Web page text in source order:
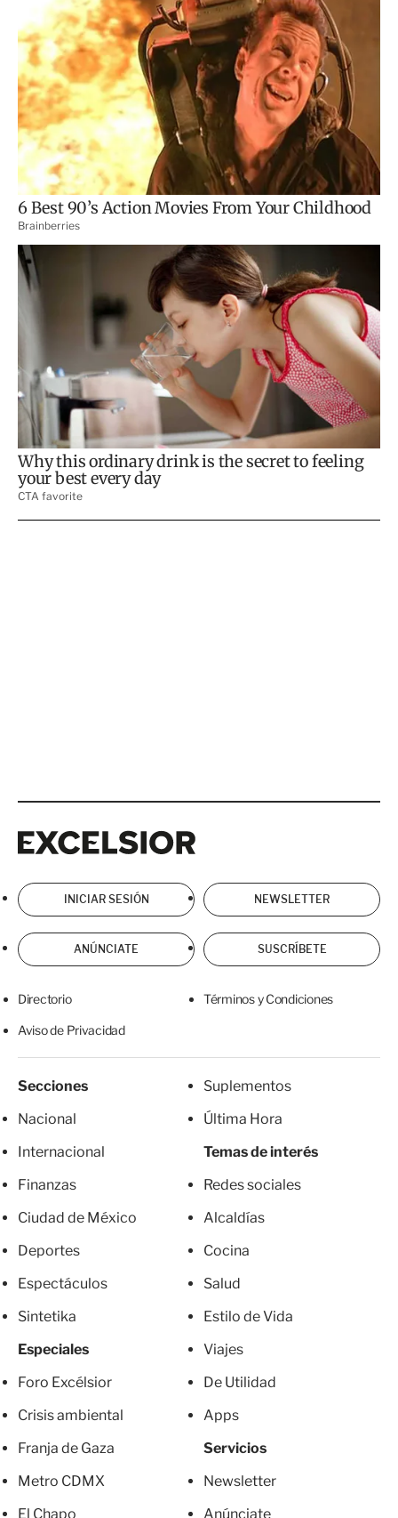
INICIAR SESIÓN NEWSLETTER
ANÚNCIATE SUSCRÍBETE
Directorio Términos y Condiciones
Aviso de Privacidad
Secciones
Nacional
Internacional
Finanzas
Ciudad de México
Deportes
Espectáculos
Sintetika
Especiales
Foro Excélsior
Crisis ambiental
Franja de Gaza
Metro CDMX
El Chapo
Suplementos
Última Hora
Temas de interés
Redes sociales
Alcaldías
Cocina
Salud
Estilo de Vida
Viajes
De Utilidad
Apps
Servicios
Newsletter
Anúnciate